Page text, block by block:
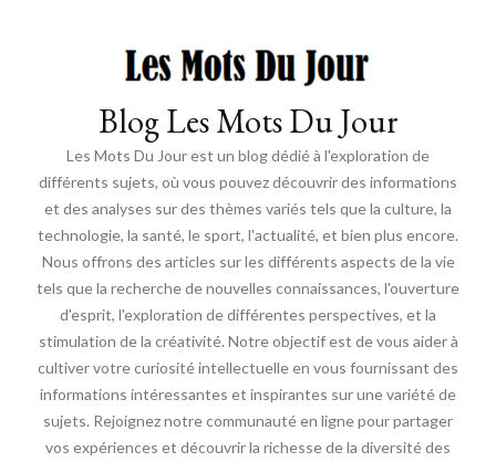
Blog Les Mots Du Jour
Les Mots Du Jour est un blog dédié à l'exploration de
différents sujets, où vous pouvez découvrir des informations
et des analyses sur des thèmes variés tels que la culture, la
technologie, la santé, le sport, l'actualité, et bien plus encore.
Nous offrons des articles sur les différents aspects de la vie
tels que la recherche de nouvelles connaissances, l'ouverture
d'esprit, l'exploration de différentes perspectives, et la
stimulation de la créativité. Notre objectif est de vous aider à
cultiver votre curiosité intellectuelle en vous fournissant des
informations intéressantes et inspirantes sur une variété de
sujets. Rejoignez notre communauté en ligne pour partager
vos expériences et découvrir la richesse de la diversité des